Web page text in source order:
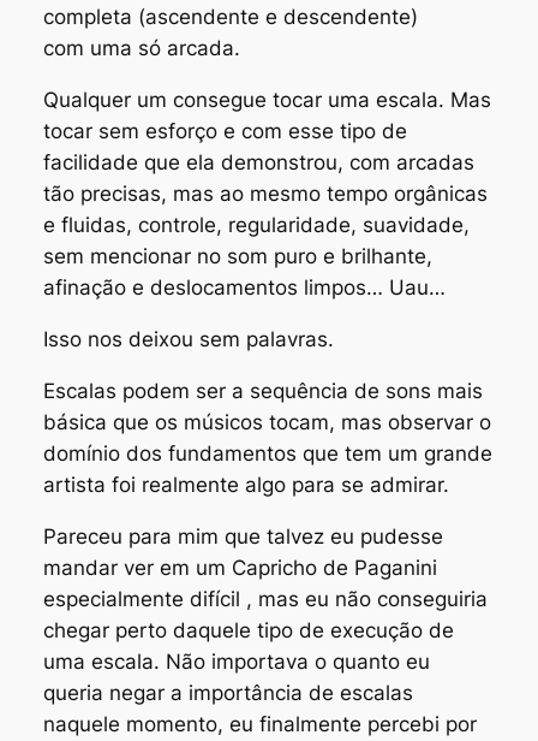
completa (ascendente e descendente)
com uma só arcada.
Qualquer um consegue tocar uma escala. Mas
tocar sem esforço e com esse tipo de
facilidade que ela demonstrou, com arcadas
tão precisas, mas ao mesmo tempo orgânicas
e fluidas, controle, regularidade, suavidade,
sem mencionar no som puro e brilhante,
afinação e deslocamentos limpos… Uau…
Isso nos deixou sem palavras.
Escalas podem ser a sequência de sons mais
básica que os músicos tocam, mas observar o
domínio dos fundamentos que tem um grande
artista foi realmente algo para se admirar.
Pareceu para mim que talvez eu pudesse
mandar ver em um Capricho de Paganini
especialmente difícil , mas eu não conseguiria
chegar perto daquele tipo de execução de
uma escala. Não importava o quanto eu
queria negar a importância de escalas
naquele momento, eu finalmente percebi por